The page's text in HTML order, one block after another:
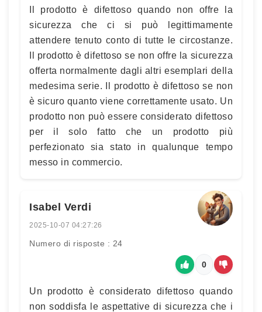
Il prodotto è difettoso quando non offre la
sicurezza che ci si può legittimamente
attendere tenuto conto di tutte le circostanze.
Il prodotto è difettoso se non offre la sicurezza
offerta normalmente dagli altri esemplari della
medesima serie. Il prodotto è difettoso se non
è sicuro quanto viene correttamente usato. Un
prodotto non può essere considerato difettoso
per il solo fatto che un prodotto più
perfezionato sia stato in qualunque tempo
messo in commercio.
Isabel Verdi
2025-10-07 04:27:26
Numero di risposte : 24
0
Un prodotto è considerato difettoso quando
non soddisfa le aspettative di sicurezza che i